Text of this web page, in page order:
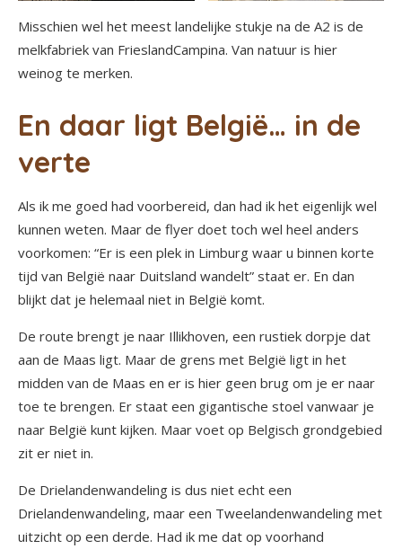
Misschien wel het meest landelijke stukje na de A2 is de
melkfabriek van FrieslandCampina. Van natuur is hier
weinog te merken.
En daar ligt België… in de
verte
Als ik me goed had voorbereid, dan had ik het eigenlijk wel
kunnen weten. Maar de flyer doet toch wel heel anders
voorkomen: “Er is een plek in Limburg waar u binnen korte
tijd van België naar Duitsland wandelt” staat er. En dan
blijkt dat je helemaal niet in België komt.
De route brengt je naar Illikhoven, een rustiek dorpje dat
aan de Maas ligt. Maar de grens met België ligt in het
midden van de Maas en er is hier geen brug om je er naar
toe te brengen. Er staat een gigantische stoel vanwaar je
naar België kunt kijken. Maar voet op Belgisch grondgebied
zit er niet in.
De Drielandenwandeling is dus niet echt een
Drielandenwandeling, maar een Tweelandenwandeling met
uitzicht op een derde. Had ik me dat op voorhand